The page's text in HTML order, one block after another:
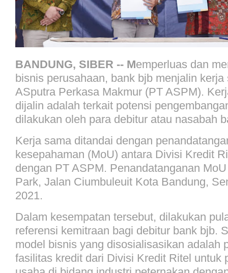
BANDUNG, SIBER -- Memperluas dan
bisnis perusahaan, bank bjb menjalin
ASputra Perkasa Makmur (PT ASPM).
dijalin adalah terkait potensi
dilakukan oleh para debitur atau nasabah
Kerja sama ditandai dengan
kesepahaman (MoU) antara Divisi Kredit
dengan PT ASPM. Penandatanganan
Park, Jalan Ciumbuleuit Kota Bandung,
2021.
Dalam kesempatan tersebut, dilakukan
referensi kemitraan bagi debitur bank bjb.
model bisnis yang disosialisasikan adalah
fasilitas kredit dari Divisi Kredit Ritel untuk